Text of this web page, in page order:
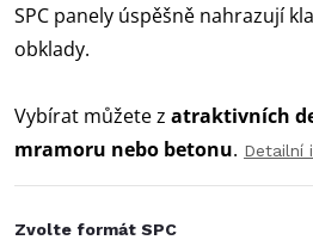
SPC panely úspěšně nahrazují
obklady.
Vybírat můžete z atraktivních
mramoru nebo betonu. Detailní
Zvolte formát SPC